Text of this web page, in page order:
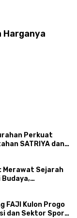
Harganya
Perkuat
SATRIYA dan
Merawat Sejarah
FAJI Kulon Progo
dan Sektor Sport